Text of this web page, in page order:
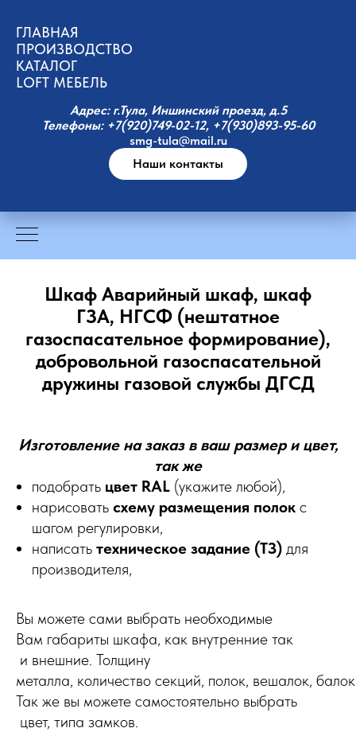
ГЛАВНАЯ
ПРОИЗВОДСТВО
КАТАЛОГ
LOFT МЕБЕЛЬ
Адрес: г.Тула, Иншинский проезд, д.5
Телефоны: +7(920)749-02-12, +7(930)893-95-60
smg-tula@mail.ru
Наши контакты
Шкаф Аварийный шкаф, шкаф
ГЗА, НГСФ (нештатное
газоспасательное формирование),
добровольной газоспасательной
дружины газовой службы ДГСД
Изготовление на заказ в ваш размер и цвет,
так же
подобрать цвет RAL (укажите любой),
нарисовать схему размещения полок с
шагом регулировки,
написать техническое задание (ТЗ) для
производителя,
Вы можете сами выбрать необходимые
Вам габариты шкафа, как внутренние так
и внешние. Толщину
металла, количество секций, полок, вешалок,
Так же вы можете самостоятельно выбрать
цвет, типа замков.